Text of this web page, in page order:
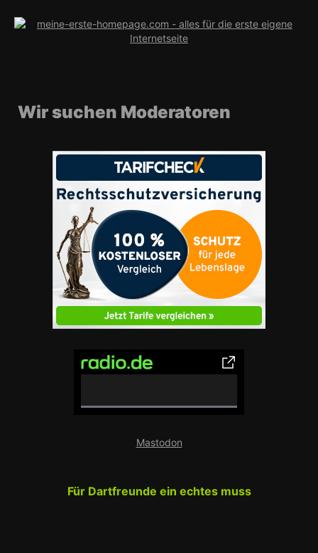
Wir suchen Moderatoren
Mastodon
Für Dartfreunde ein echtes muss